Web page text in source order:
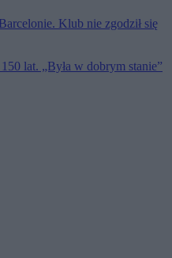
Klub nie zgodził się
lat. „Była w dobrym stanie”